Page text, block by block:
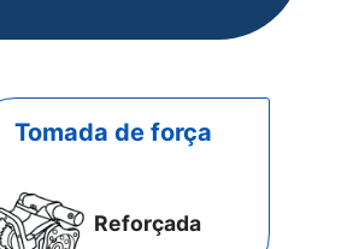
Tomada de força
Reforçada